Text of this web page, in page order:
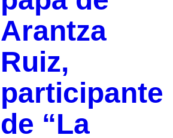
Arantza
Ruiz,
participante
de “La